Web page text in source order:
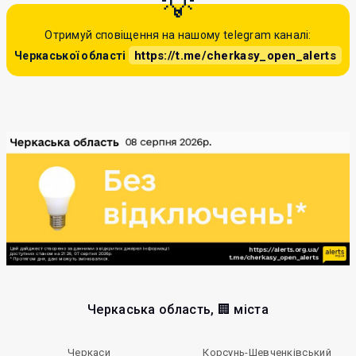
Отримуй сповіщення на нашому telegram каналі:
Черкаської області
https://t.me/cherkasy_open_alerts
Черкаська область, 🏢 міста
Черкаси Корсунь-Шевченківський